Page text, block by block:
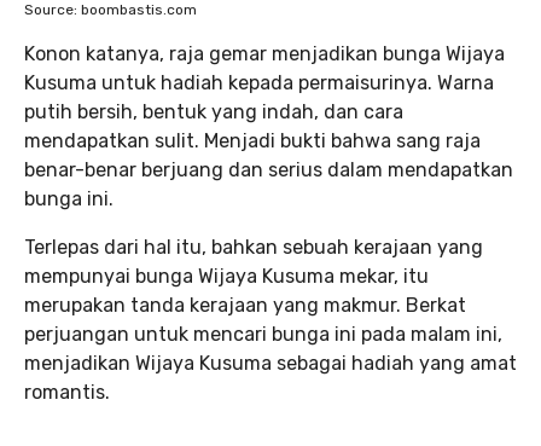
Source: boombastis.com
Konon katanya, raja gemar menjadikan bunga Wijaya
Kusuma untuk hadiah kepada permaisurinya. Warna
putih bersih, bentuk yang indah, dan cara
mendapatkan sulit. Menjadi bukti bahwa sang raja
benar-benar berjuang dan serius dalam mendapatkan
bunga ini.
Terlepas dari hal itu, bahkan sebuah kerajaan yang
mempunyai bunga Wijaya Kusuma mekar, itu
merupakan tanda kerajaan yang makmur. Berkat
perjuangan untuk mencari bunga ini pada malam ini,
menjadikan Wijaya Kusuma sebagai hadiah yang amat
romantis.